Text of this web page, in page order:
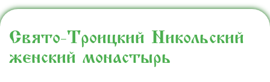
Свято-Троицкий Никольский
женский монастырь